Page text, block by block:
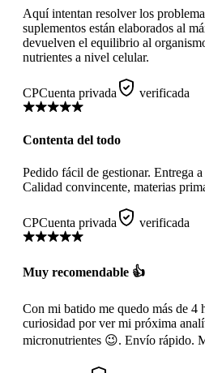
Aquí intentan resolver los
suplementos están elaborados al
devuelven el equilibrio al
nutrientes a nivel celular.
CPCuenta privada verificada
Contenta del todo
Pedido fácil de gestionar. Entrega
Calidad convincente, materias
CPCuenta privada verificada
Muy recomendable 👍
Con mi batido me quedo más de 4
curiosidad por ver mi próxima
micronutrientes 😉. Envío rápido.